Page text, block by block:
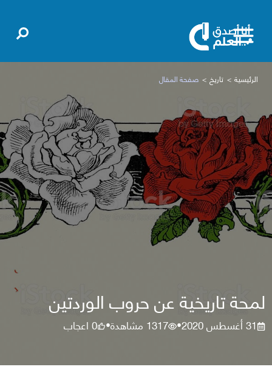
الرئيسية تاريخ صفحة المقال
لمحة تاريخية عن حروب الوردتين
31 أغسطس 2020 •
1317 مشاهدة•
0اعجاب